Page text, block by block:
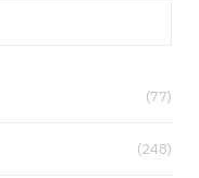
(77)
(248)